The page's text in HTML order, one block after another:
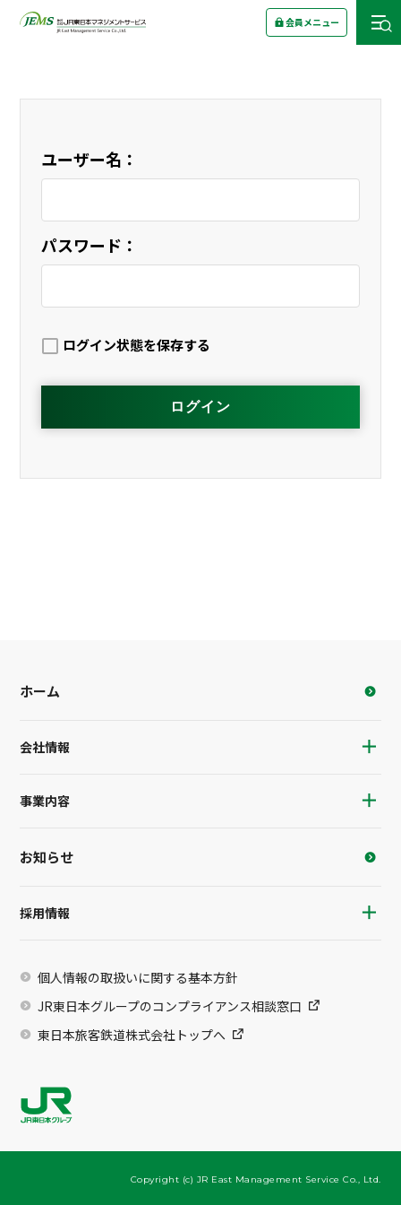
会員メニュー
ユーザー名：
パスワード：
ログイン状態を保存する
ホーム
会社情報
事業内容
お知らせ
採用情報
個人情報の取扱いに関する基本方針
JR東日本グループのコンプライアンス相談窓口
東日本旅客鉄道株式会社トップへ
Copyright (c) JR East Management Service Co., Ltd.